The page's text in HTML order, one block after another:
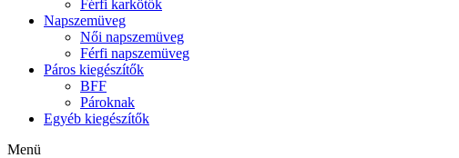
Férfi karkötők
Napszemüveg
Női napszemüveg
Férfi napszemüveg
Páros kiegészítők
BFF
Pároknak
Egyéb kiegészítők
Menü